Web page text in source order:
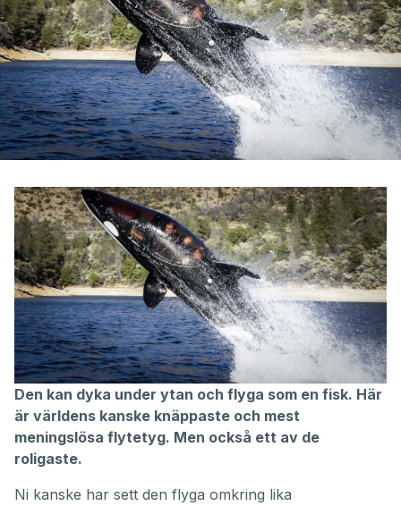
Den kan dyka under ytan och flyga som en fisk. Här
är världens kanske knäppaste och mest
meningslösa flytetyg. Men också ett av de
roligaste.
Ni kanske har sett den flyga omkring lika